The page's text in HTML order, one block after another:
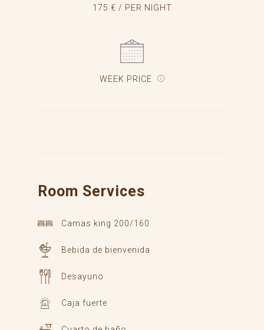
175 € / PER NIGHT
WEEK PRICE
Room Services
Camas king 200/160
Bebida de bienvenida
Desayuno
Caja fuerte